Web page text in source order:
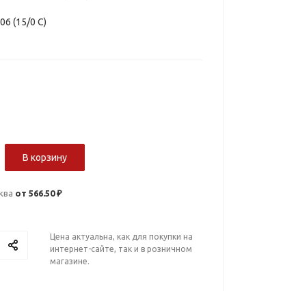
(15/0 С)
В корзину
от 566.50 ₽
Цена актуальна, как для покупки на
интернет-сайте, так и в розничном
магазине.